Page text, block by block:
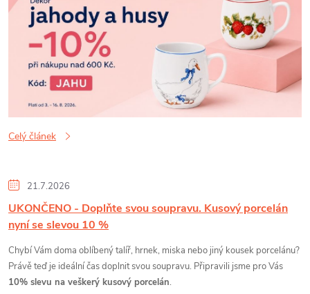
Celý článek
21.7.2026
UKONČENO - Doplňte svou soupravu. Kusový porcelán
nyní se slevou 10 %
Chybí Vám doma oblíbený talíř, hrnek, miska nebo jiný kousek porcelánu?
Právě teď je ideální čas doplnit svou soupravu. Připravili jsme pro Vás
10% slevu na veškerý kusový porcelán.